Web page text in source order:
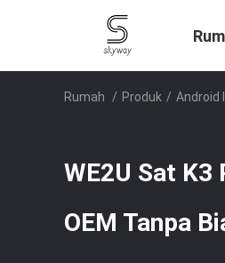
Rumah / Produk / Android
WE2U Sat
OEM Tanpa